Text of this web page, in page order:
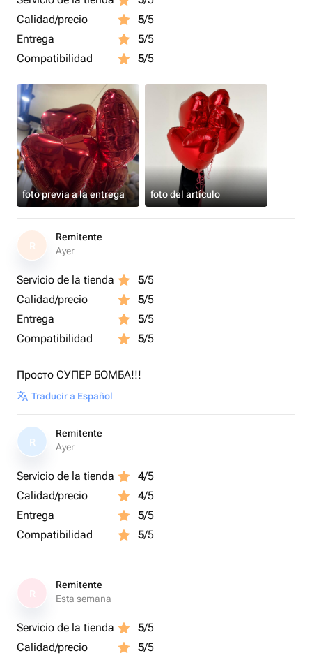
Calidad/precio
5/5
Entrega
5/5
Compatibilidad
5/5
foto previa a la entrega foto del artículo
R
Remitente
Ayer
Servicio de la tienda 5/5
Calidad/precio
5/5
Entrega
5/5
Compatibilidad
5/5
Просто СУПЕР БОМБА!!!
Traducir a Español
R
Remitente
Ayer
Servicio de la tienda 4/5
Calidad/precio
4/5
Entrega
5/5
Compatibilidad
5/5
Remitente
Esta semana
Servicio de la tienda 5/5
Calidad/precio
5/5